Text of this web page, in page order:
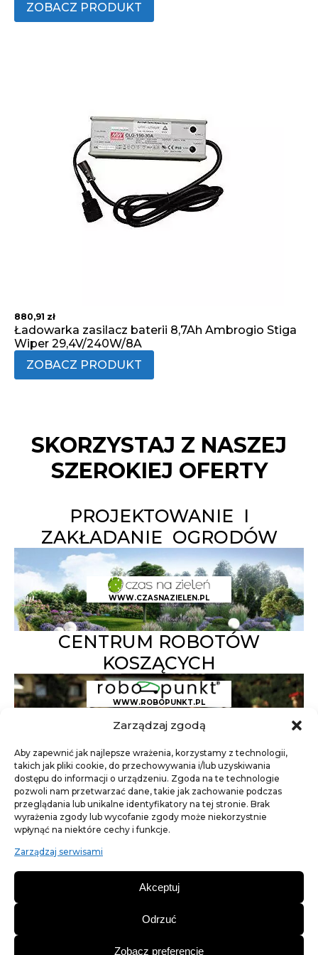
Zarządzaj zgodą
Aby zapewnić jak najlepsze wrażenia, korzystamy z technologii,
takich jak pliki cookie, do przechowywania i/lub uzyskiwania
dostępu do informacji o urządzeniu. Zgoda na te technologie
pozwoli nam przetwarzać dane, takie jak zachowanie podczas
przeglądania lub unikalne identyfikatory na tej stronie. Brak
wyrażenia zgody lub wycofanie zgody może niekorzystnie
wpłynąć na niektóre cechy i funkcje.
Zarządzaj serwisami
Akceptuj
Odrzuć
Zobacz preferencje
ZOBACZ PRODUKT
880,91 zł
Ładowarka zasilacz baterii 8,7Ah Ambrogio Stiga
Wiper 29,4V/240W/8A
ZOBACZ PRODUKT
SKORZYSTAJ Z NASZEJ
SZEROKIEJ OFERTY
PROJEKTOWANIE I
ZAKŁADANIE OGRODÓW
WWW.CZASNAZIELEN.PL
CENTRUM ROBOTÓW
KOSZĄCYCH
WWW.ROBOPUNKT.PL
Nawadnianie
Dysze rotacyjne
Studzienki elektrozaworowe
Złączki